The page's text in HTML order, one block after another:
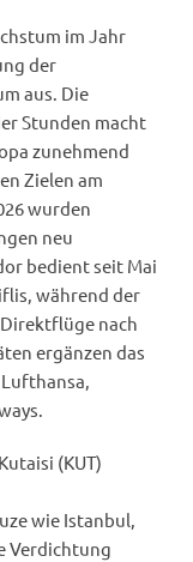
im Jahr
der
aus. Die
Stunden macht
zunehmend
Zielen am
wurden
neu
bedient seit Mai
während der
nach
ergänzen das
(KUT)
wie Istanbul,
Verdichtung